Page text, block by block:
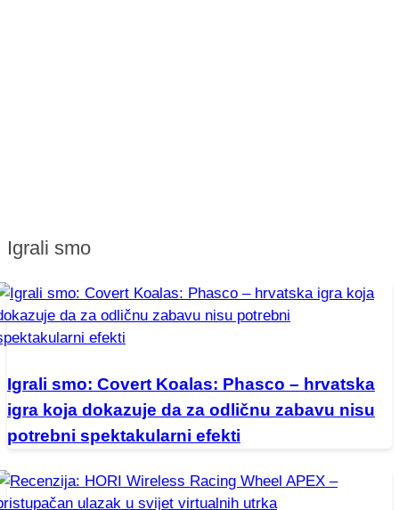
Igrali smo
Igrali smo: Covert Koalas: Phasco – hrvatska
igra koja dokazuje da za odličnu zabavu nisu
potrebni spektakularni efekti